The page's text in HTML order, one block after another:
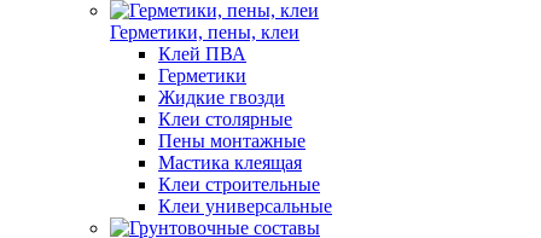
Герметики, пены, клеи
Клей ПВА
Герметики
Жидкие гвозди
Клеи столярные
Пены монтажные
Мастика клеящая
Клеи строительные
Клеи универсальные